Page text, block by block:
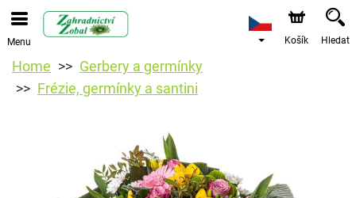
Menu Košík Hledat
Home
Gerbery a germínky
Frézie, germínky a santini